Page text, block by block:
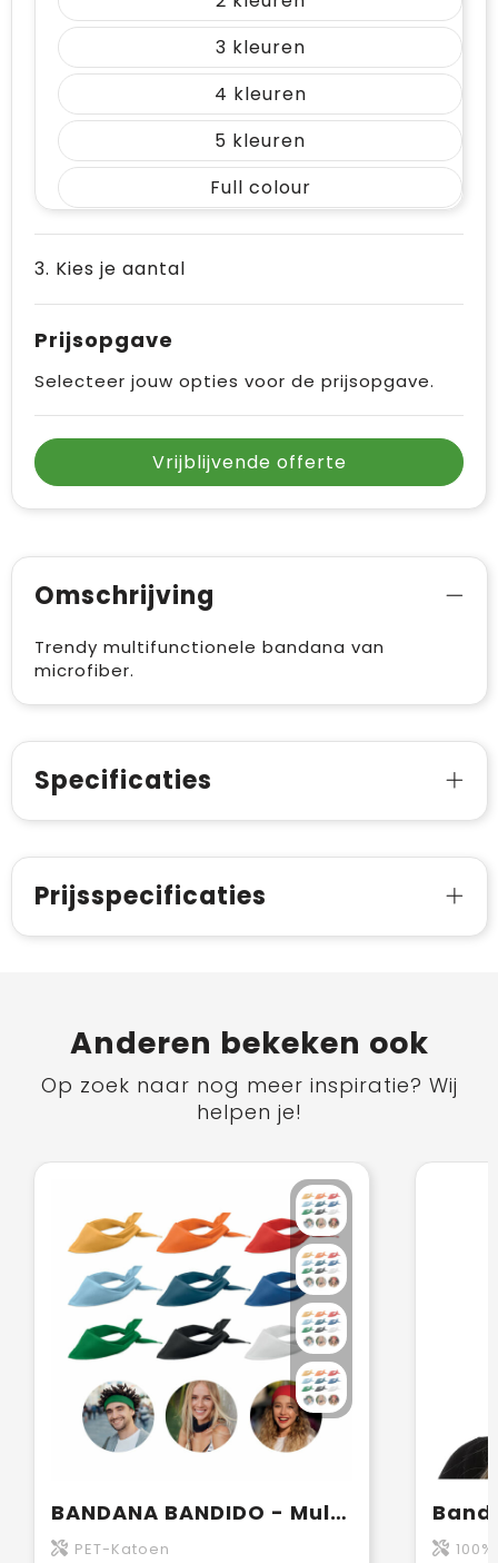
3
4
5
Full colour
3. Kies je aantal
Prijsopgave
Selecteer jouw opties voor de prijsopgave.
Vrijblijvende offerte
Omschrijving
Trendy multifunctionele bandana van
microfiber.
Specificaties
Prijsspecificaties
Anderen bekeken ook
Op zoek naar nog meer inspiratie? Wij
helpen je!
BANDANA BANDIDO - Multifunctionele sjaal
PET-Katoen 100%